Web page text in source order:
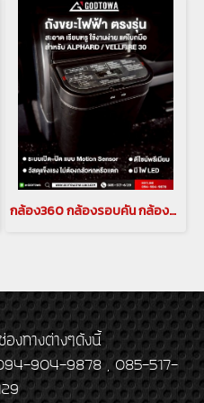
กล้อง360 กล้องรอบคัน กล้องอัลพาร์ด กล้องเวลไฟร์ กล้องติดรถยนต์อัลพาร์ด เวลไฟร์ กล้องอัลไพน์ HCE-C500 Top view camera alpine(copy)(copy)(copy)(copy)
งทางต่างๆดังนี้
904-9878 , 085-517-